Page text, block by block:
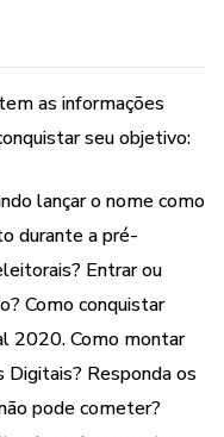
as informações
seu objetivo:
lançar o nome como
durante a pré-
Entrar ou
Como conquistar
2020. Como montar
Digitais? Responda os
pode cometer?